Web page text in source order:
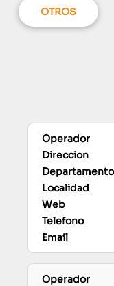
OTROS